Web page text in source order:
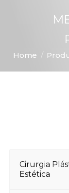
You are here:
Home
Cirurgia
Estética